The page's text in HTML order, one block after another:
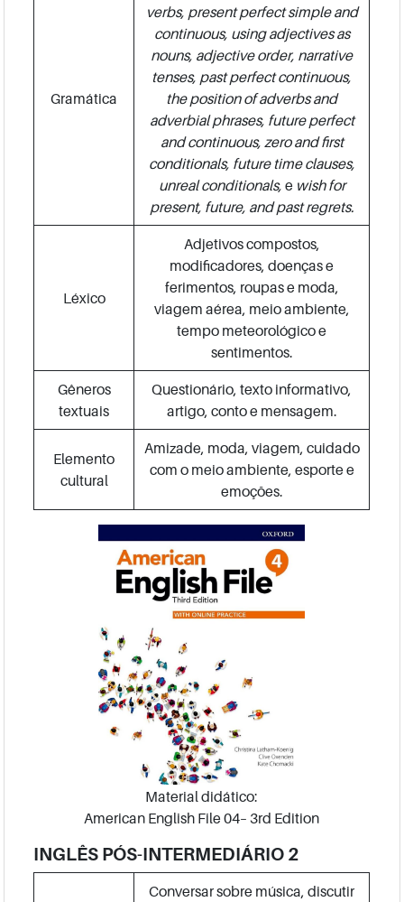
Gramática
verbs, present perfect simple and
continuous, using adjectives as
nouns, adjective order, narrative
tenses, past perfect continuous,
the position of adverbs and
adverbial phrases, future perfect
and continuous, zero and first
conditionals, future time clauses,
unreal conditionals, ewish for
present, future, and past regrets.
Léxico
Adjetivos compostos,
modificadores, doenças e
ferimentos, roupas e moda,
viagem aérea, meio ambiente,
tempo meteorológico e
sentimentos.
Gêneros
textuais
Questionário, texto informativo,
artigo, conto e mensagem.
Elemento
cultural
Amizade, moda, viagem, cuidado
com o meio ambiente, esporte e
emoções.
Material didático:
American English File 04– 3rd Edition
INGLÊS PÓS-INTERMEDIÁRIO 2
Conversar sobre música, discutir